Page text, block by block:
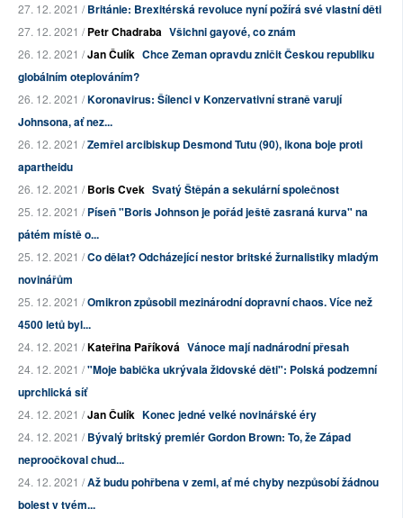
27. 12. 2021 /Británie: Brexitérská revoluce nyní požírá své vlastní děti
27. 12. 2021 /Petr Chadraba Všichni gayové, co znám
26. 12. 2021 /Jan Čulík Chce Zeman opravdu zničit Českou republiku
globálním oteplováním?
26. 12. 2021 /Koronavirus: Šílenci v Konzervativní straně varují
Johnsona, ať nez...
26. 12. 2021 /Zemřel arcibiskup Desmond Tutu (90), ikona boje proti
apartheidu
26. 12. 2021 /Boris Cvek Svatý Štěpán a sekulární společnost
25. 12. 2021 /Píseň "Boris Johnson je pořád ještě zasraná kurva" na
pátém místě o...
25. 12. 2021 /Co dělat? Odcházející nestor britské žurnalistiky mladým
novinářům
25. 12. 2021 /Omikron způsobil mezinárodní dopravní chaos. Více než
4500 letů byl...
24. 12. 2021 /Kateřina Paříková Vánoce mají nadnárodní přesah
24. 12. 2021 /"Moje babička ukrývala židovské děti": Polská podzemní
uprchlická síť
24. 12. 2021 /Jan Čulík Konec jedné velké novinářské éry
24. 12. 2021 /Bývalý britský premiér Gordon Brown: To, že Západ
neproočkoval chud...
24. 12. 2021 /Až budu pohřbena v zemi, ať mé chyby nezpůsobí žádnou
bolest v tvém...